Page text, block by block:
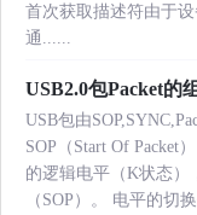
首次获取描述符由于
通......
USB2.0包Packet的
USB包由
SOP（Start Of Packet
的逻辑电平（K状态）
（SOP）。 电平的切